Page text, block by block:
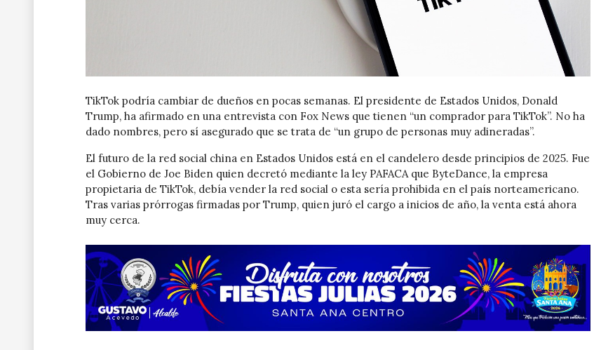
TikTok podría cambiar de dueños en pocas semanas. El presidente de Estados Unidos, Donald
Trump, ha afirmado en una entrevista con Fox News que tienen “un comprador para TikTok”. No ha
dado nombres, pero sí asegurado que se trata de “un grupo de personas muy adineradas”.
El futuro de la red social china en Estados Unidos está en el candelero desde principios de 2025. Fue
el Gobierno de Joe Biden quien decretó mediante la ley PAFACA que ByteDance, la empresa
propietaria de TikTok, debía vender la red social o esta sería prohibida en el país norteamericano.
Tras varias prórrogas firmadas por Trump, quien juró el cargo a inicios de año, la venta está ahora
muy cerca.